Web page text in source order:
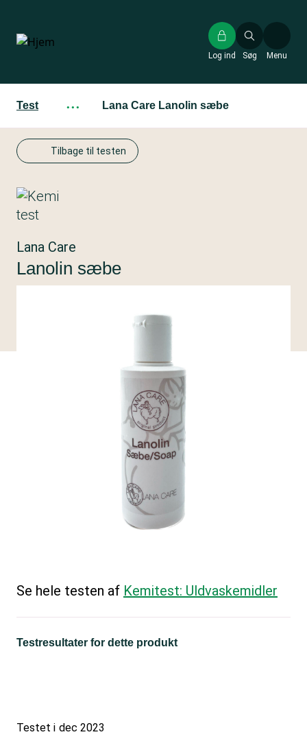
hovedindhold
Søg
Log ind Menu
Test ··· Lana Care Lanolin sæbe
Tilbage til testen
Lana Care
Lanolin sæbe
Se hele testen af Kemitest: Uldvaskemidler
Testresultater for dette produkt
Testet i dec 2023